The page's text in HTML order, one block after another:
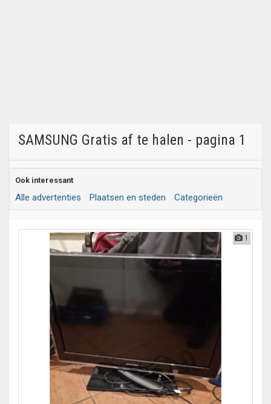
SAMSUNG Gratis af te halen - pagina 1
Ook interessant
Alle advertenties Plaatsen en steden Categorieën
1